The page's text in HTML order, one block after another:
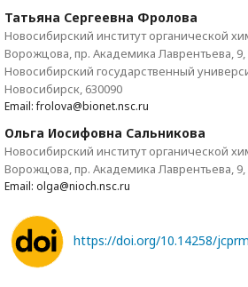
Татьяна Сергеевна Фролова
Новосибирский институт органической
Ворожцова, пр. Академика Лаврентьева, 9,
Новосибирский государственный
Новосибирск, 630090
Email: frolova@bionet.nsc.ru
Ольга Иосифовна Сальникова
Новосибирский институт органической
Ворожцова, пр. Академика Лаврентьева,
Email: olga@nioch.nsc.ru
https://doi.org/10.14258/